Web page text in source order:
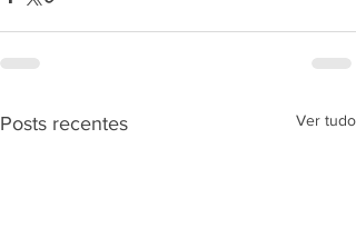
Posts recentes Ver tudo